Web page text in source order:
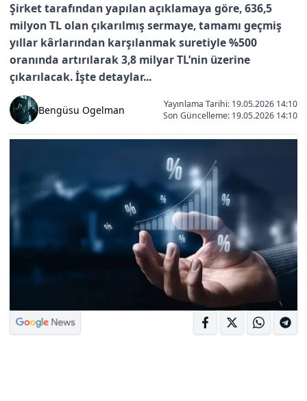
Şirket tarafından yapılan açıklamaya göre, 636,5
milyon TL olan çıkarılmış sermaye, tamamı geçmiş
yıllar kârlarından karşılanmak suretiyle %500
oranında artırılarak 3,8 milyar TL’nin üzerine
çıkarılacak. İşte detaylar...
Bengüsu Ogelman
Yayınlama Tarihi: 19.05.2026 14:10
Son Güncelleme: 19.05.2026 14:10